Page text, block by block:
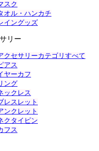
スク
オル・ハンカチ
イングッズ
リー
クセサリーカテゴリすべて
アス
ヤーカフ
ング
ックレス
レスレット
ンクレット
クタイピン
フス